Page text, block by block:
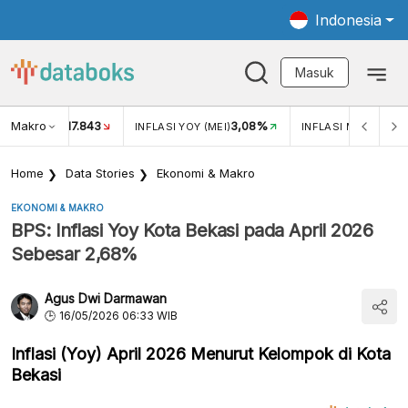
Indonesia
Masuk
Makro
USD/IDR 17.843 INFLASI YOY (MEI)3,08% INFLASI MOM (MEI)
Home Data Stories Ekonomi & Makro
EKONOMI & MAKRO
BPS: Inflasi Yoy Kota Bekasi pada April 2026
Sebesar 2,68%
Agus Dwi Darmawan
16/05/2026 06:33 WIB
Inflasi (Yoy) April 2026 Menurut Kelompok di Kota
Bekasi